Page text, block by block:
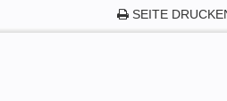
SEITE